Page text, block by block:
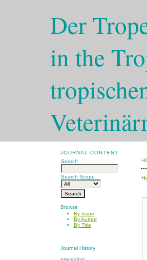
Der
in the
JOURNAL CONTENT
Search
Search Scope
Browse
By Issue
By Author
By Title
Journal History